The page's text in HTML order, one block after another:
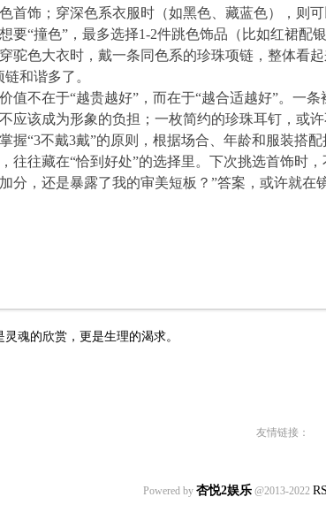
首饰；穿深色系衣服时（如黑色、藏蓝色），则
要“撞色”，最多选择1-2件跳色饰品（比如红裙配
驼色大衣时，戴一条同色系的珍珠项链，整体看
和谐多了。
值不在于“越贵越好”，而在于“越合适越好”。一
应该成为形象的负担；一枚简约的珍珠耳钉，或
握“3不戴3戴”的原则，根据场合、年龄和服装搭
往往藏在“恰到好处”的选择里。下次挑选首饰时
分，还是暴露了我的审美短板？”答案，或许就在
魂的欣赏，更是生理的渴求。
友情链接：
Powered by 杏悦2娱乐 @2013-2022